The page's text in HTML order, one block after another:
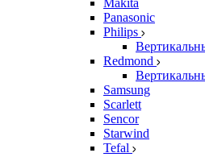
Makita
Panasonic
Philips
Redmond
Samsung
Scarlett
Sencor
Starwind
Tefal